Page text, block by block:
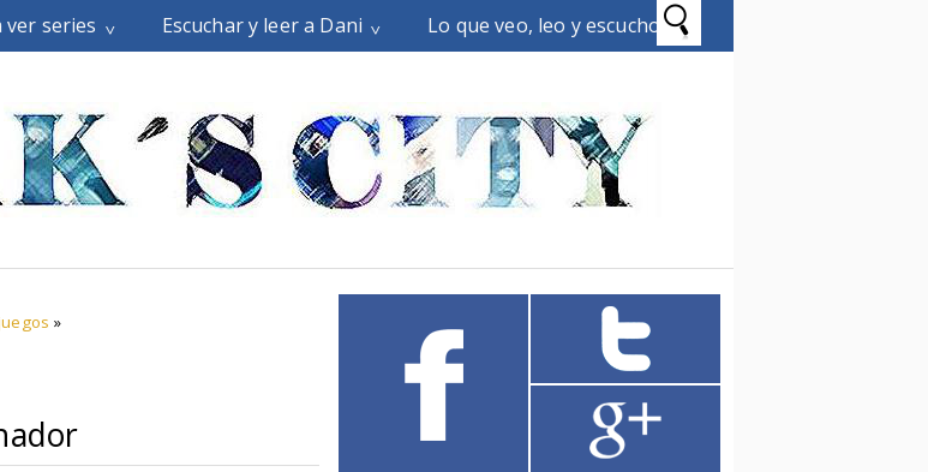
ver series Escuchar y leer a Dani Lo que veo, leo y escucho
»